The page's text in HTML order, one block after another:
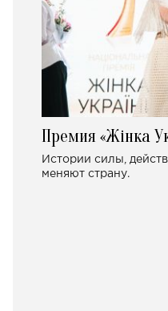
Премия «Жінка
Истории силы,
меняют страну.